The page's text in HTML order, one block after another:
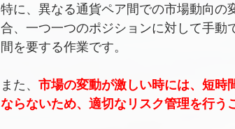
特に、異なる通貨ペア間での市場動向の
合、一つ一つのポジションに対して手動
間を要する作業です。
また、市場の変動が激しい時には、短時
ならないため、適切なリスク管理を行う